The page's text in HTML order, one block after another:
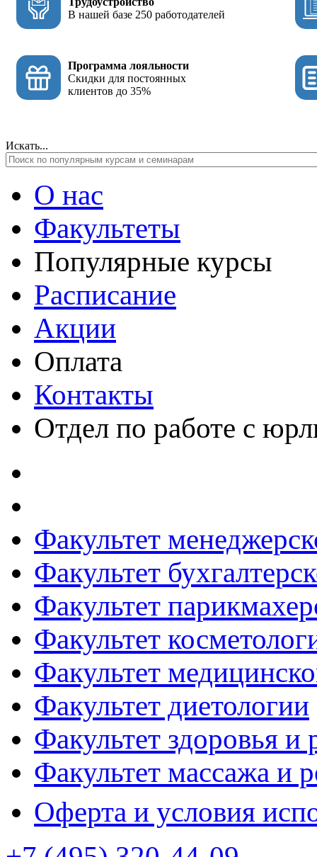
В нашей базе 250 работодателей
Программа лояльности
Скидки для постоянных
клиентов до 35%
Искать...
О нас
Факультеты
Популярные курсы
Расписание
Акции
Оплата
Контакты
Отдел по работе с
Факультет
Факультет
Факультет
Факультет
Факультет
Факультет диетологии
Факультет здоровья и
Факультет массажа и
Оферта и условия